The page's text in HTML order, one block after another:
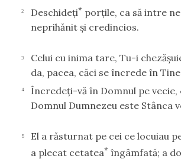
2 Deschideţi* porţile, ca să intre
neprihănit şi credincios.
3
Celui cu inima tare, Tu-i
da, pacea, căci se încrede în
4 Încredeţi-vă în Domnul pe vecie,
Domnul Dumnezeu este Stânca
5
El a răsturnat pe cei ce locuiau
a plecat cetatea* îngâmfată; a